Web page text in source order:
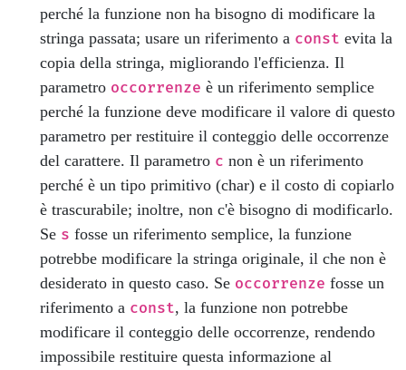
perché la funzione non ha bisogno di modificare la
stringa passata; usare un riferimento a const evita la
copia della stringa, migliorando l'efficienza. Il
parametro occorrenze è un riferimento semplice
perché la funzione deve modificare il valore di questo
parametro per restituire il conteggio delle occorrenze
del carattere. Il parametro c non è un riferimento
perché è un tipo primitivo (char) e il costo di copiarlo
è trascurabile; inoltre, non c'è bisogno di modificarlo.
Se s fosse un riferimento semplice, la funzione
potrebbe modificare la stringa originale, il che non è
desiderato in questo caso. Se occorrenze fosse un
riferimento a const, la funzione non potrebbe
modificare il conteggio delle occorrenze, rendendo
impossibile restituire questa informazione al